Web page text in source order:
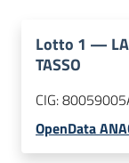
Lotto 1 —
TASSO
CIG:
OpenData